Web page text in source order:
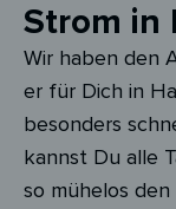
Strom in
Wir haben den
er für Dich in
besonders
kannst Du alle
so mühelos